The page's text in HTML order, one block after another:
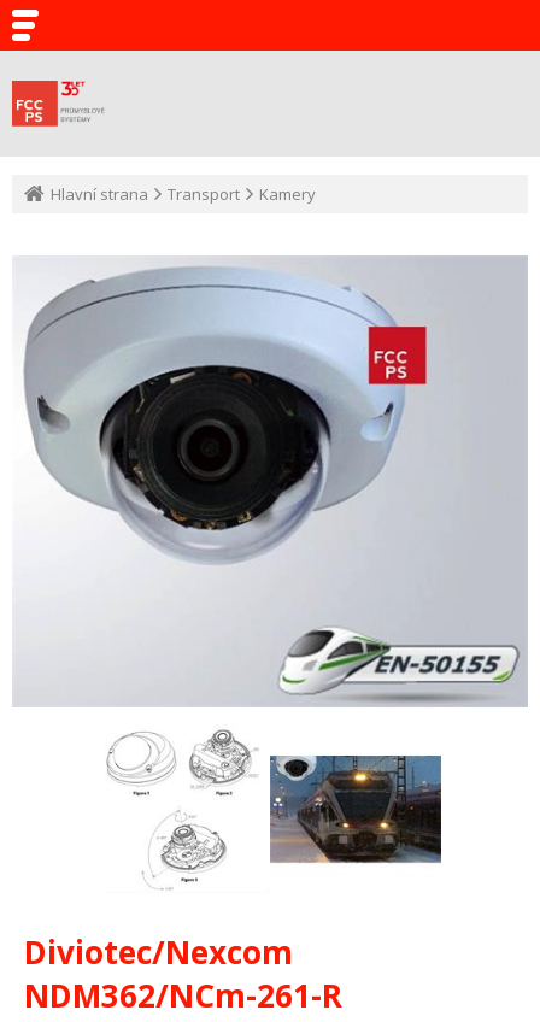
Hlavní strana Transport Kamery
Diviotec/Nexcom
NDM362/NCm-261-R